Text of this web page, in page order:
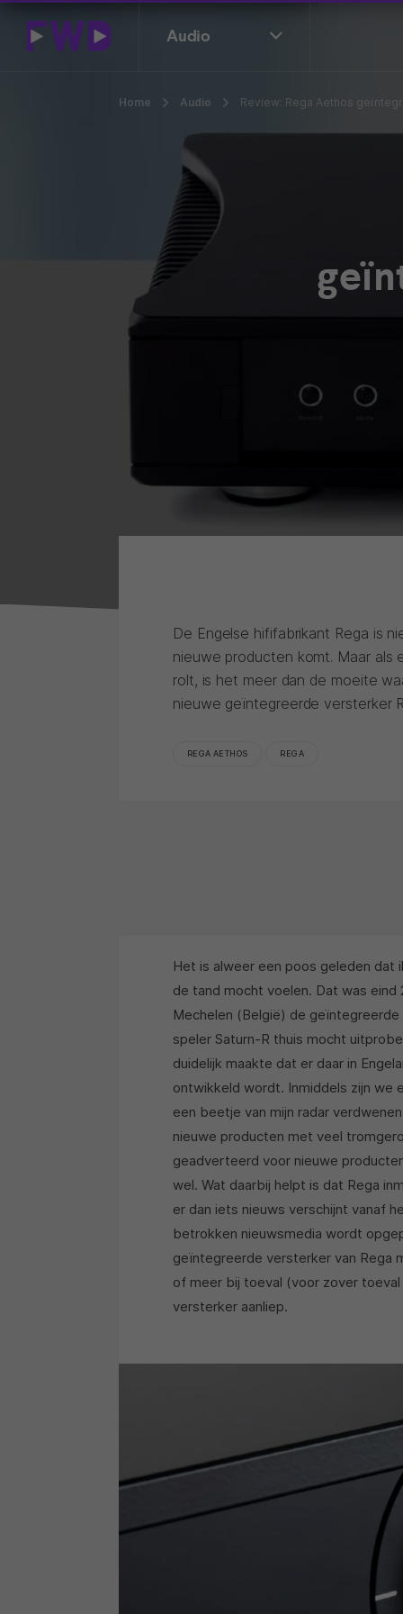
Audio
Home Audio Review: Rega Aethos
De Engelse hififabrikant Rega is
nieuwe producten komt. Maar als
rolt, is het meer dan de moeite
nieuwe geïntegreerde versterker
REGA AETHOS REGA
Het is alweer een poos geleden dat
de tand mocht voelen. Dat was
Mechelen (België) de
speler Saturn-R thuis mocht
duidelijk maakte dat er daar in
ontwikkeld wordt. Inmiddels zijn we
een beetje van mijn radar
nieuwe producten met veel
geadverteerd voor nieuwe
wel. Wat daarbij helpt is dat Rega
er dan iets nieuws verschijnt vanaf
betrokken nieuwsmedia wordt
geïntegreerde versterker van Rega
of meer bij toeval (voor zover
versterker aanliep.